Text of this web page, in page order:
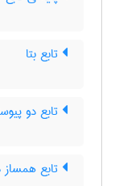
تابع بتا
تابع دو
تابع همساز